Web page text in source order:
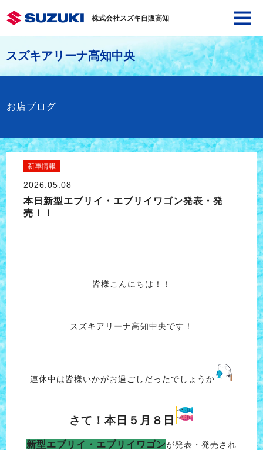
株式会社スズキ自販高知
スズキアリーナ高知中央
お店ブログ
新車情報
2026.05.08
本日新型エブリイ・エブリイワゴン発表・発
売！！
皆様こんにちは！！
スズキアリーナ高知中央です！
連休中は皆様いかがお過ごしだったでしょうか
さて！本日５月８日
新型エブリイ・エブリイワゴンが発表・発売され